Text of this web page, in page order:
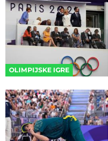
OLIMPIJSKE IGRE